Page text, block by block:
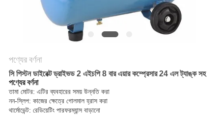
POLICY
পণ্যের বর্ণনা
সি পিস্টন ডাইরেক্ট ড্রাইভড 2 এইচপি 8 বার এয়ার কম্প্রেসার 24 এল ট্যাঙ্ক সহ
পণ্যের বর্ণনা
তামা মোটর: এটির ব্যবহারের সময় উন্নতি করা
নন-স্লিপ: কাজের ক্ষেত্রে গোলমাল হ্রাস করা
থার্মোভেন্ট: রেডিয়েটিং পারফরম্যান্স বাড়ানো